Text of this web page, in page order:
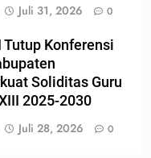
Juli 31, 2026 0
Tutup Konferensi
Soliditas Guru
2025-2030
Juli 28, 2026 0